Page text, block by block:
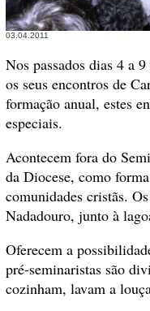
03.04.2011
Nos passados dias 4 a
os seus encontros de
formação anual, estes
especiais.
Acontecem fora do
da Diocese, como
comunidades cristãs.
Nadadouro, junto à
Oferecem a
pré-seminaristas são
cozinham, lavam a